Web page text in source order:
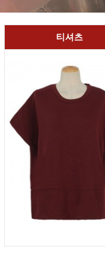
티셔츠